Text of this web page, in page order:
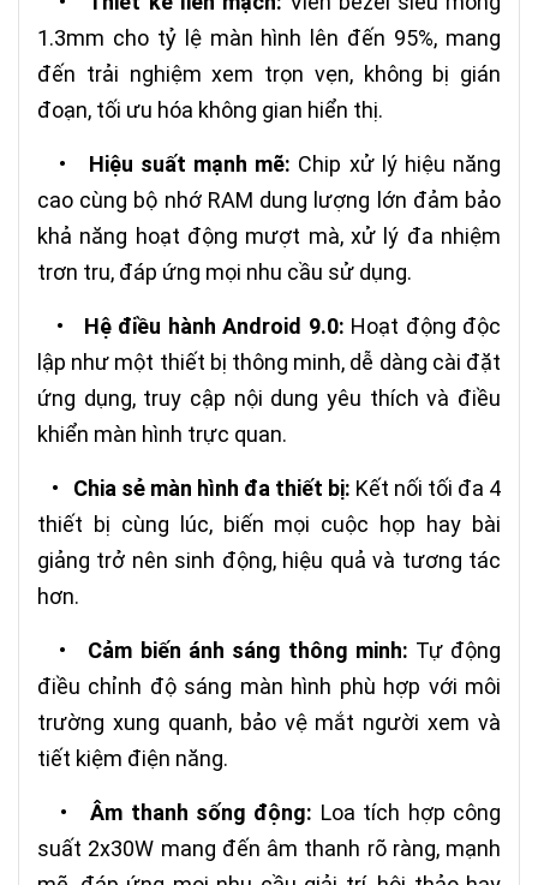
1.3mm cho tỷ lệ màn hình lên đến 95%, mang
đến trải nghiệm xem trọn vẹn, không bị gián
đoạn, tối ưu hóa không gian hiển thị.
• Hiệu suất mạnh mẽ: Chip xử lý hiệu năng
cao cùng bộ nhớ RAM dung lượng lớn đảm bảo
khả năng hoạt động mượt mà, xử lý đa nhiệm
trơn tru, đáp ứng mọi nhu cầu sử dụng.
• Hệ điều hành Android 9.0: Hoạt động độc
lập như một thiết bị thông minh, dễ dàng cài đặt
ứng dụng, truy cập nội dung yêu thích và điều
khiển màn hình trực quan.
• Chia sẻ màn hình đa thiết bị: Kết nối tối đa 4
thiết bị cùng lúc, biến mọi cuộc họp hay bài
giảng trở nên sinh động, hiệu quả và tương tác
hơn.
• Cảm biến ánh sáng thông minh: Tự động
điều chỉnh độ sáng màn hình phù hợp với môi
trường xung quanh, bảo vệ mắt người xem và
tiết kiệm điện năng.
•Âm thanh sống động: Loa tích hợp công
suất 2x30W mang đến âm thanh rõ ràng, mạnh